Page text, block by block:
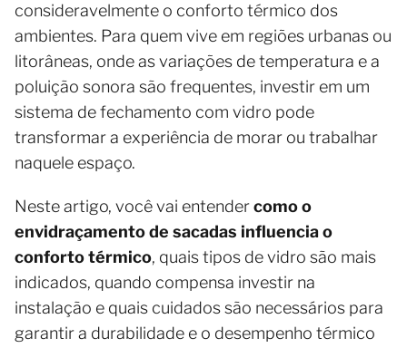
consideravelmente o conforto térmico dos
ambientes. Para quem vive em regiões urbanas ou
litorâneas, onde as variações de temperatura e a
poluição sonora são frequentes, investir em um
sistema de fechamento com vidro pode
transformar a experiência de morar ou trabalhar
naquele espaço.
Neste artigo, você vai entendercomo o
envidraçamento de sacadas influencia o
conforto térmico, quais tipos de vidro são mais
indicados, quando compensa investir na
instalação e quais cuidados são necessários para
garantir a durabilidade e o desempenho térmico